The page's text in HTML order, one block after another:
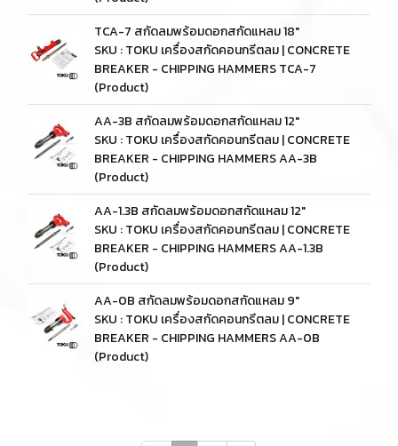
TCA-7 สกัดลมพร้อมดอกสกัดแหลม 18"
SKU : TOKU เครื่องสกัดคอนกรีตลม | CONCRETE
BREAKER - CHIPPING HAMMERS TCA-7
(Product)
AA-3B สกัดลมพร้อมดอกสกัดแหลม 12"
SKU : TOKU เครื่องสกัดคอนกรีตลม | CONCRETE
BREAKER - CHIPPING HAMMERS AA-3B
(Product)
AA-1.3B สกัดลมพร้อมดอกสกัดแหลม 12"
SKU : TOKU เครื่องสกัดคอนกรีตลม | CONCRETE
BREAKER - CHIPPING HAMMERS AA-1.3B
(Product)
AA-0B สกัดลมพร้อมดอกสกัดแหลม 9"
SKU : TOKU เครื่องสกัดคอนกรีตลม | CONCRETE
BREAKER - CHIPPING HAMMERS AA-0B
(Product)